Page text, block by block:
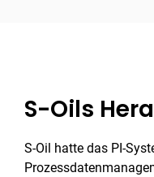
S-Oils
S-Oil hatte das PI-